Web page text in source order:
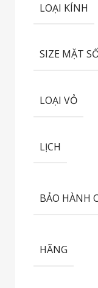
LOẠI KÍNH
SIZE MẶT
LOẠI VỎ
LỊCH
BẢO HÀNH
HÃNG